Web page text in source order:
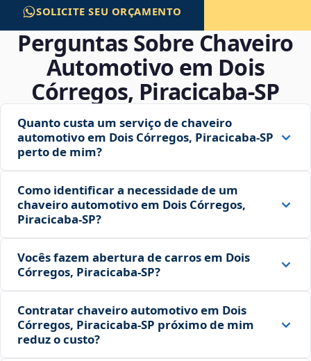
SOLICITE SEU ORÇAMENTO
Perguntas Sobre Chaveiro
Automotivo em Dois
Córregos, Piracicaba‑SP
Quanto custa um serviço de chaveiro
automotivo em Dois Córregos, Piracicaba‑SP
perto de mim?
Como identificar a necessidade de um
chaveiro automotivo em Dois Córregos,
Piracicaba‑SP?
Vocês fazem abertura de carros em Dois
Córregos, Piracicaba‑SP?
Contratar chaveiro automotivo em Dois
Córregos, Piracicaba‑SP próximo de mim
reduz o custo?